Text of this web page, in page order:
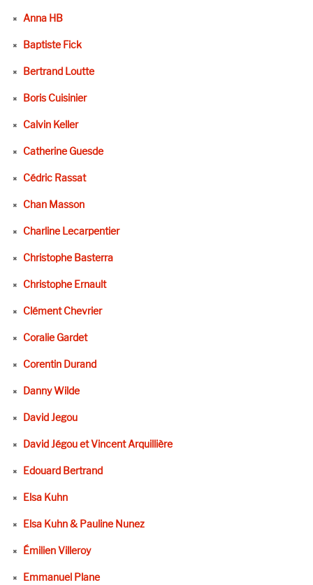
Anna HB
Baptiste Fick
Bertrand Loutte
Boris Cuisinier
Calvin Keller
Catherine Guesde
Cédric Rassat
Chan Masson
Charline Lecarpentier
Christophe Basterra
Christophe Ernault
Clément Chevrier
Coralie Gardet
Corentin Durand
Danny Wilde
David Jegou
David Jégou et Vincent Arquillière
Edouard Bertrand
Elsa Kuhn
Elsa Kuhn & Pauline Nunez
Émilien Villeroy
Emmanuel Plane